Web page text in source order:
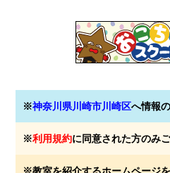
※神奈川県川崎市川崎区へ情報
※利用規約に同意された方のみ